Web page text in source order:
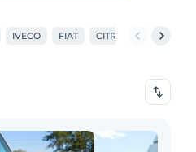
IVECO FIAT CITROEN